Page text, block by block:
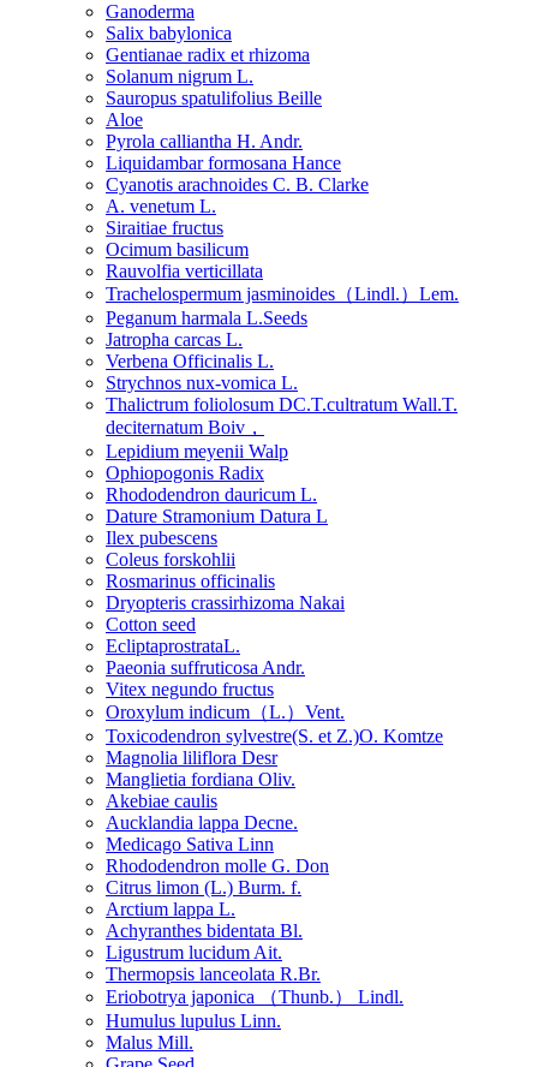
Ganoderma
Salix babylonica
Gentianae radix et rhizoma
Solanum nigrum L.
Sauropus spatulifolius Beille
Aloe
Pyrola calliantha H. Andr.
Liquidambar formosana Hance
Cyanotis arachnoides C. B. Clarke
A. venetum L.
Siraitiae fructus
Ocimum basilicum
Rauvolfia verticillata
Trachelospermum jasminoides（Lindl.）Lem.
Peganum harmala L.Seeds
Jatropha carcas L.
Verbena Officinalis L.
Strychnos nux-vomica L.
Thalictrum foliolosum DC.T.cultratum Wall.T.
deciternatum Boiv，
Lepidium meyenii Walp
Ophiopogonis Radix
Rhododendron dauricum L.
Dature Stramonium Datura L
Ilex pubescens
Coleus forskohlii
Rosmarinus officinalis
Dryopteris crassirhizoma Nakai
Cotton seed
EcliptaprostrataL.
Paeonia suffruticosa Andr.
Vitex negundo fructus
Oroxylum indicum（L.）Vent.
Toxicodendron sylvestre(S. et Z.)O. Komtze
Magnolia liliflora Desr
Manglietia fordiana Oliv.
Akebiae caulis
Aucklandia lappa Decne.
Medicago Sativa Linn
Rhododendron molle G. Don
Citrus limon (L.) Burm. f.
Arctium lappa L.
Achyranthes bidentata Bl.
Ligustrum lucidum Ait.
Thermopsis lanceolata R.Br.
Eriobotrya japonica （Thunb.） Lindl.
Humulus lupulus Linn.
Malus Mill.